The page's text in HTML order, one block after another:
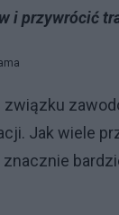
i przywrócić
Jak wiele